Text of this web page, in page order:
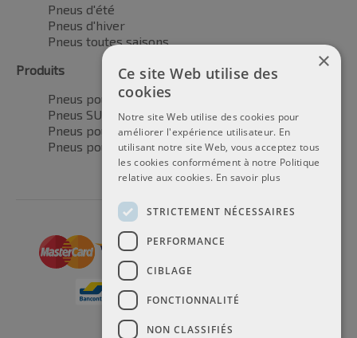
Pneus d'été
Pneus d'hiver
Pneus toutes saisons
Produits
Pneus pour voitures
Pneus SUV / 4x4
Pneus pour camionnettes
Pneus pour motos
×
Ce site Web utilise des
cookies
Notre site Web utilise des cookies pour
améliorer l'expérience utilisateur. En
utilisant notre site Web, vous acceptez tous
les cookies conformément à notre Politique
relative aux cookies. En savoir plus
STRICTEMENT NÉCESSAIRES
PERFORMANCE
CIBLAGE
FONCTIONNALITÉ
NON CLASSIFIÉS